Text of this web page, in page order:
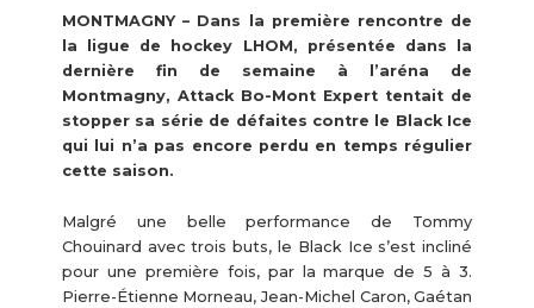
MONTMAGNY – Dans la première rencontre de
la ligue de hockey LHOM, présentée dans la
dernière fin de semaine à l’aréna de
Montmagny, Attack Bo-Mont Expert tentait de
stopper sa série de défaites contre le Black Ice
qui lui n’a pas encore perdu en temps régulier
cette saison.
Malgré une belle performance de Tommy
Chouinard avec trois buts, le Black Ice s’est incliné
pour une première fois, par la marque de 5 à 3.
Pierre-Étienne Morneau, Jean-Michel Caron, Gaétan